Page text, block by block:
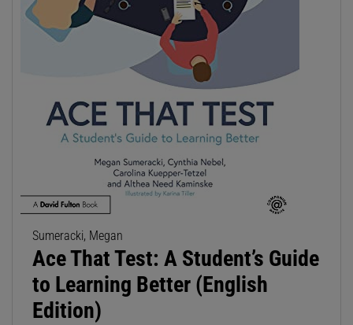
Sumeracki, Megan
Ace That Test: A Student’s Guide
to Learning Better (English
Edition)